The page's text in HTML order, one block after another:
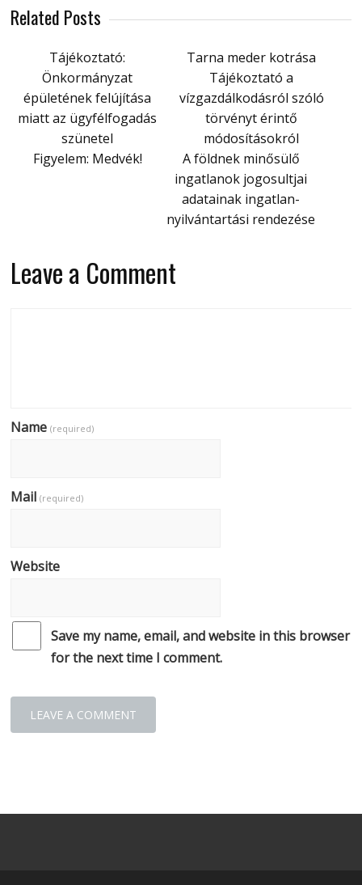
Related Posts
Tájékoztató:
Önkormányzat
épületének felújítása
miatt az ügyfélfogadás
szünetel
Tarna meder kotrása
Tájékoztató a
vízgazdálkodásról szóló
törvényt érintő
módosításokról
Figyelem: Medvék!
A földnek minősülő
ingatlanok jogosultjai
adatainak ingatlan-
nyilvántartási rendezése
Leave a Comment
Name(required)
Mail(required)
Website
Save my name, email, and website in this browser
for the next time I comment.